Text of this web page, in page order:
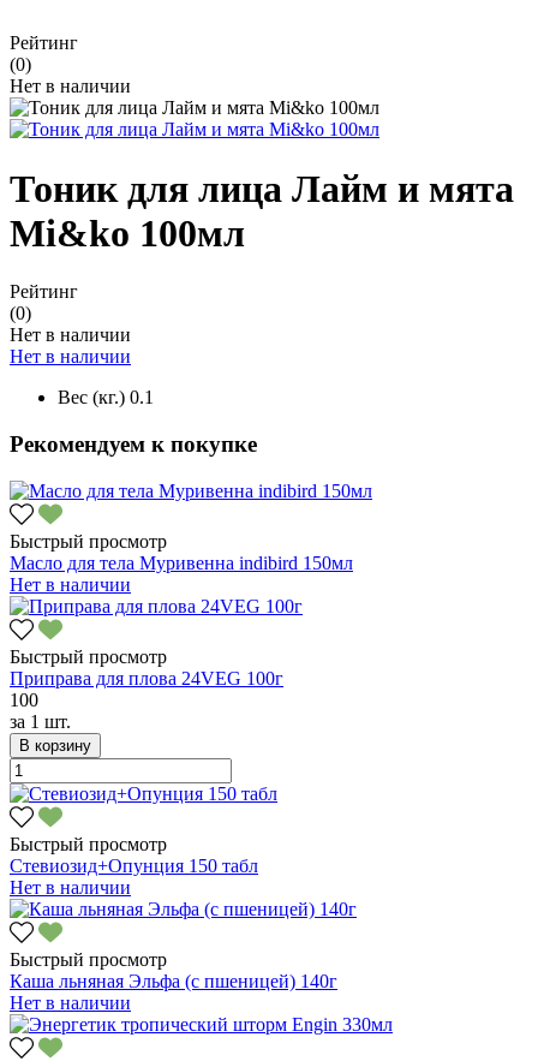
Рейтинг
(0)
Нет в наличии
Тоник для лица Лайм и мята
Mi&ko 100мл
Рейтинг
(0)
Нет в наличии
Нет в наличии
Вес (кг.) 0.1
Рекомендуем к покупке
Быстрый просмотр
Масло для тела Муривенна indibird 150мл
Нет в наличии
Быстрый просмотр
Приправа для плова 24VEG 100г
100
за 1 шт.
В корзину
Быстрый просмотр
Стевиозид+Опунция 150 табл
Нет в наличии
Быстрый просмотр
Каша льняная Эльфа (с пшеницей) 140г
Нет в наличии